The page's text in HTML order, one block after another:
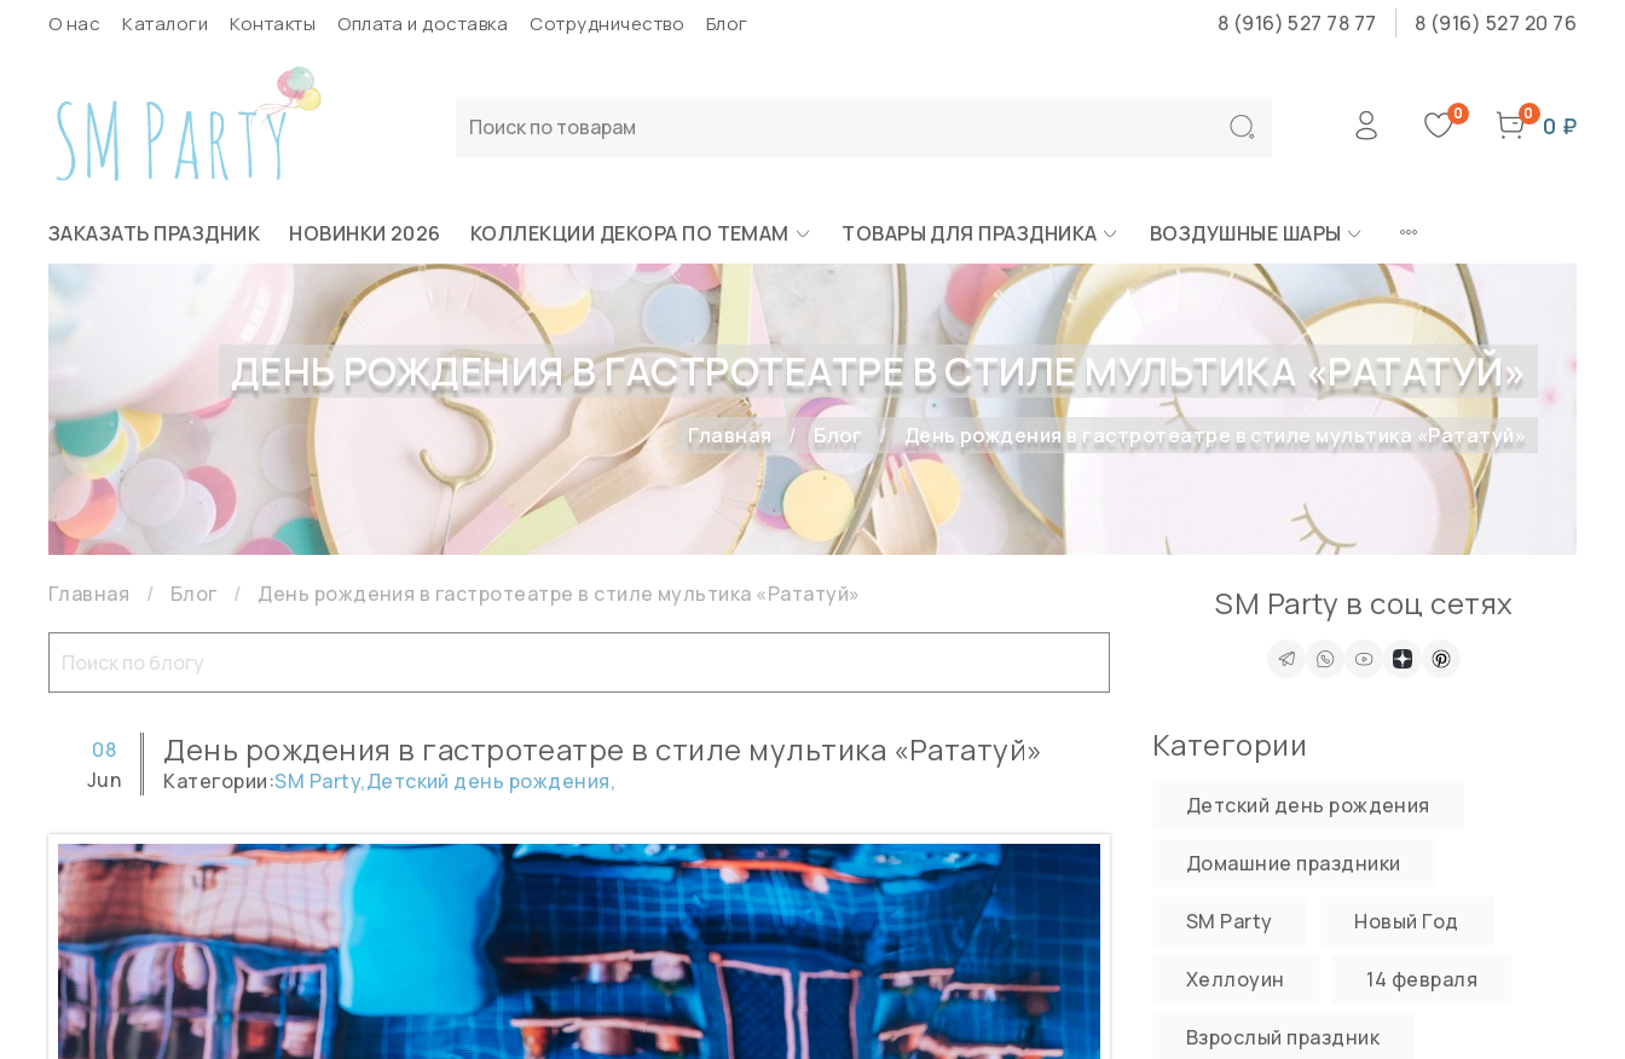
О нас Каталоги Контакты Оплата и доставка Сотрудничество Блог 8 (916) 527 78 77 8 (916) 527 20 76
0 0 0 ₽
ЗАКАЗАТЬ ПРАЗДНИК НОВИНКИ 2026 КОЛЛЕКЦИИ ДЕКОРА ПО ТЕМАМ ТОВАРЫ ДЛЯ ПРАЗДНИКА ВОЗДУШНЫЕ ШАРЫ
ДЕНЬ РОЖДЕНИЯ В ГАСТРОТЕАТРЕ В СТИЛЕ МУЛЬТИКА «РАТАТУЙ»
Главная Блог День рождения в гастротеатре в стиле мультика «Рататуй»
Главная Блог День рождения в гастротеатре в стиле мультика «Рататуй»
День рождения в гастротеатре в стиле мультика «Рататуй»
08
Jun
Категории:SM Party,Детский день рождения,
SM Party в соц сетях
Категории
Детский день рождения
Домашние праздники
SM Party Новый Год
Хеллоуин 14 февраля
Взрослый праздник